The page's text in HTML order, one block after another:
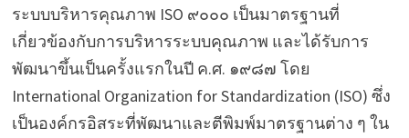
ระบบบริหารคุณภาพ ISO ๙๐๐๐ เป็นมาตรฐานที่
เกี่ยวข้องกับการบริหารระบบคุณภาพ และได้รับการ
พัฒนาขึ้นเป็นครั้งแรกในปี ค.ศ. ๑๙๘๗ โดย
International Organization for Standardization (ISO) ซึ่ง
เป็นองค์กรอิสระที่พัฒนาและตีพิมพ์มาตรฐานต่าง ๆ ใน